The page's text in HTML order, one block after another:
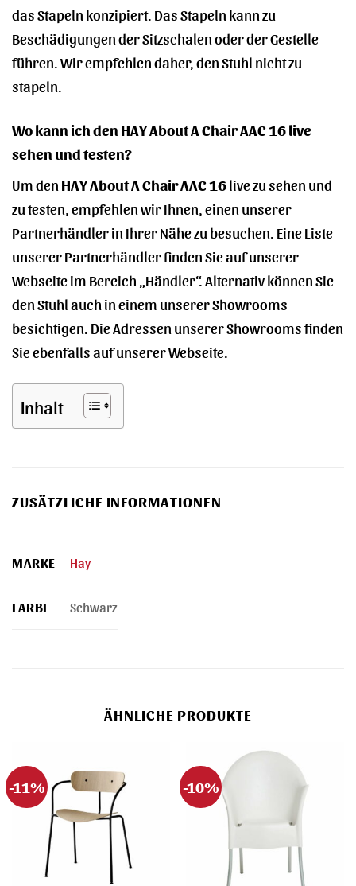
das Stapeln konzipiert. Das Stapeln kann zu
Beschädigungen der Sitzschalen oder der Gestelle
führen. Wir empfehlen daher, den Stuhl nicht zu
stapeln.
Wo kann ich den HAY About A Chair AAC 16 live
sehen und testen?
Um den HAY About A Chair AAC 16live zu sehen und
zu testen, empfehlen wir Ihnen, einen unserer
Partnerhändler in Ihrer Nähe zu besuchen. Eine Liste
unserer Partnerhändler finden Sie auf unserer
Webseite im Bereich „Händler“. Alternativ können Sie
den Stuhl auch in einem unserer Showrooms
besichtigen. Die Adressen unserer Showrooms finden
Sie ebenfalls auf unserer Webseite.
Inhalt
ZUSÄTZLICHE INFORMATIONEN
MARKE Hay
FARBE Schwarz
ÄHNLICHE PRODUKTE
-11% -10%